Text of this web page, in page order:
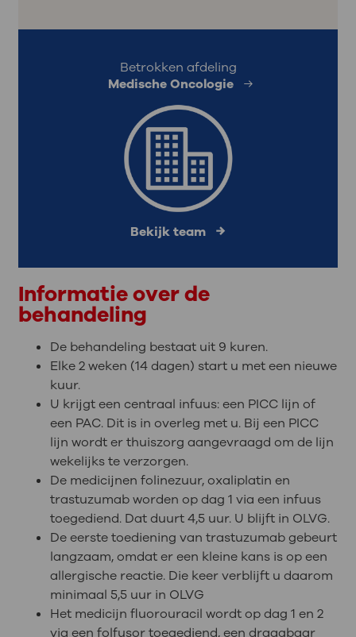
Betrokken afdeling
Medische Oncologie
Bekijk team
Informatie over de
behandeling
De behandeling bestaat uit 9 kuren.
Elke 2 weken (14 dagen) start u met een nieuwe
kuur.
U krijgt een centraal infuus: een PICC lijn of
een PAC. Dit is in overleg met u. Bij een PICC
lijn wordt er thuiszorg aangevraagd om de lijn
wekelijks te verzorgen.
De medicijnen folinezuur, oxaliplatin en
trastuzumab worden op dag 1 via een infuus
toegediend. Dat duurt 4,5 uur. U blijft in OLVG.
De eerste toediening van trastuzumab gebeurt
langzaam, omdat er een kleine kans is op een
allergische reactie. Die keer verblijft u daarom
minimaal 5,5 uur in OLVG
Het medicijn fluorouracil wordt op dag 1 en 2
via een folfusor toegediend, een draagbaar